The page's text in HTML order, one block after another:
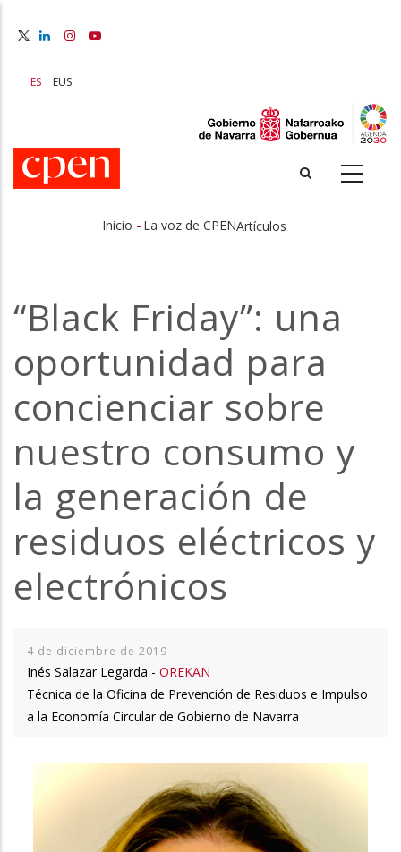
principal
ES EUS
de
ayuda
la
navegación
Inicio - La voz de CPENArtículos
“Black Friday”: una
oportunidad para
concienciar sobre
nuestro consumo y
la generación de
residuos eléctricos y
electrónicos
4 de diciembre de 2019
Inés Salazar Legarda - OREKAN
Técnica de la Oficina de Prevención de Residuos e Impulso
a la Economía Circular de Gobierno de Navarra